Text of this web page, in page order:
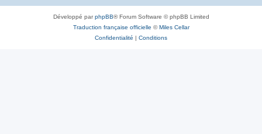
Développé parphpBB® Forum Software © phpBB Limited
Traduction française officielle ©Miles Cellar
Confidentialité | Conditions